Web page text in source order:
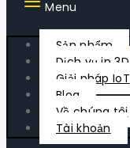
Menu
Sản phẩm
Dịch vụ in 3D
Giải pháp IoT
Blog
Về chúng tôi
Tài khoản